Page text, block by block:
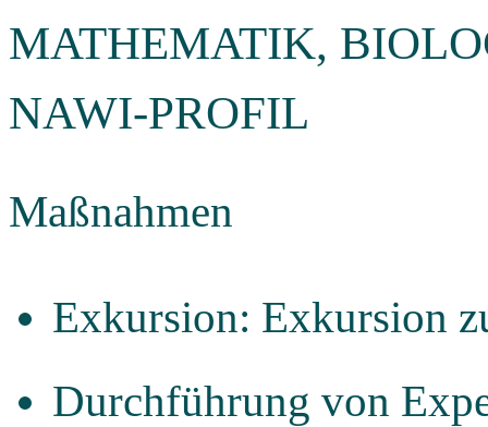
MATHEMATIK,
NAWI-PROFIL
Maßnahmen
Exkursion: Exkursion
Durchführung von